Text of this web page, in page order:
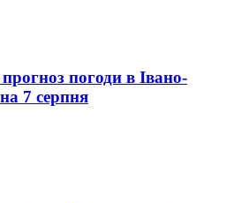
погоди в Івано-
7 серпня